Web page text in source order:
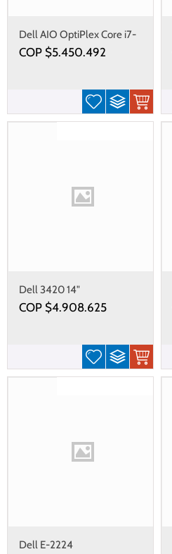
Dell AIO OptiPlex Core i7-
13700, RAM 16GB, SSD
512GB
COP $5.450.492
Dell 3420 14"
COP $4.908.625
Dell E-2224